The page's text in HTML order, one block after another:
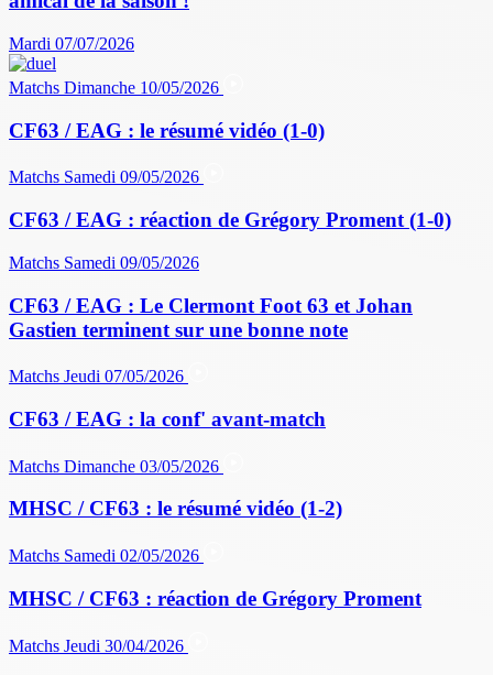
Mardi 07/07/2026
Matchs Dimanche 10/05/2026
CF63 / EAG : le résumé vidéo (1-0)
Matchs Samedi 09/05/2026
CF63 / EAG : réaction de Grégory Proment (1-0)
Matchs Samedi 09/05/2026
CF63 / EAG : Le Clermont Foot 63 et Johan
Gastien terminent sur une bonne note
Matchs Jeudi 07/05/2026
CF63 / EAG : la conf' avant-match
Matchs Dimanche 03/05/2026
MHSC / CF63 : le résumé vidéo (1-2)
Matchs Samedi 02/05/2026
MHSC / CF63 : réaction de Grégory Proment
Matchs Jeudi 30/04/2026